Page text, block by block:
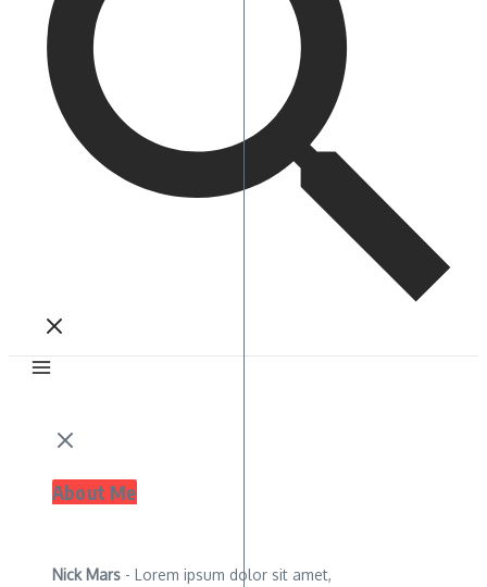
About Me
Nick Mars - Lorem ipsum dolor sit amet,